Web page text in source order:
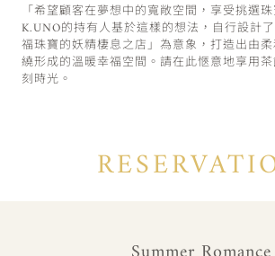
「希望顧客在夢想中的寬敞空間，享受挑選
K.UNO的持有人基於這樣的想法，自行設計
福珠寶的妖精棲息之店」為意象，打造出由
繞形成的溫暖幸福空間。請在此愜意地享用
刻時光。